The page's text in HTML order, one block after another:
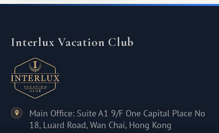
Interlux Vacation Club
Main Office: Suite A1 9/F One Capital Place No
18, Luard Road, Wan Chai, Hong Kong